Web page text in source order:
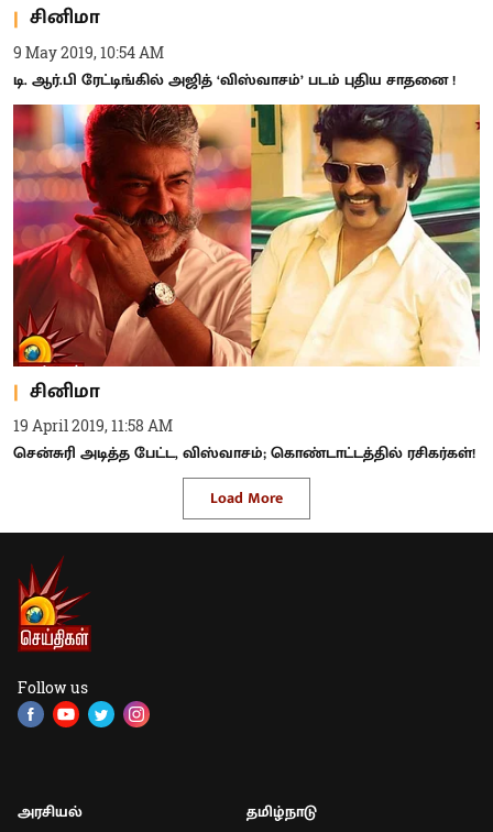
சினிமா
9 May 2019, 10:54 AM
டி. ஆர்.பி ரேட்டிங்கில் அஜித் ‘விஸ்வாசம்’ படம் புதிய சாதனை !
சினிமா
19 April 2019, 11:58 AM
சென்சுரி அடித்த பேட்ட, விஸ்வாசம்; கொண்டாட்டத்தில் ரசிகர்கள்!
Load More
Follow us
அரசியல் தமிழ்நாடு